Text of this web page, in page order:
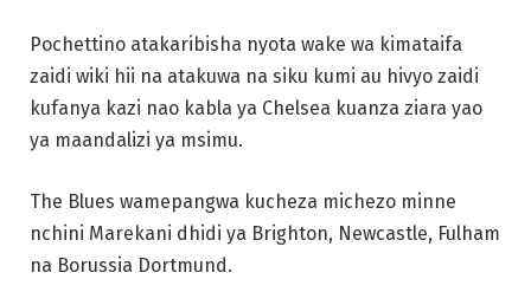
Pochettino atakaribisha nyota wake wa kimataifa
zaidi wiki hii na atakuwa na siku kumi au hivyo zaidi
kufanya kazi nao kabla ya Chelsea kuanza ziara yao
ya maandalizi ya msimu.
The Blues wamepangwa kucheza michezo minne
nchini Marekani dhidi ya Brighton, Newcastle, Fulham
na Borussia Dortmund.